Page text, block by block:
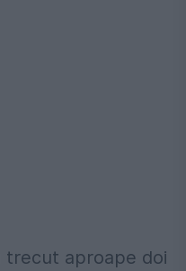
trecut aproape doi